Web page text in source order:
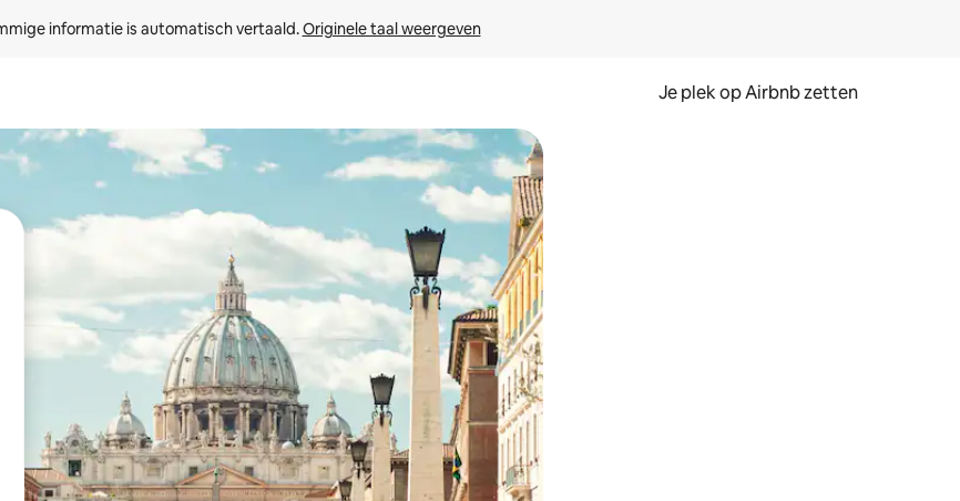
informatie is automatisch vertaald. Originele taal weergeven
Je plek op Airbnb zetten
met je de pijltjestoetsen omhoog en omlaag, óf door te tikken of swipen.